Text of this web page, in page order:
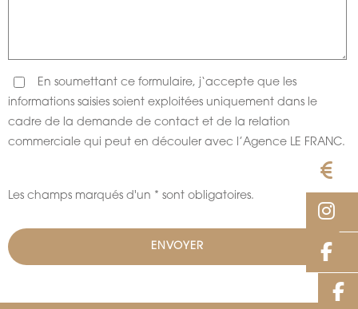
En soumettant ce formulaire, j‘accepte que les
informations saisies soient exploitées uniquement dans le
cadre de la demande de contact et de la relation
commerciale qui peut en découler avec l’Agence LE FRANC.
Les champs marqués d'un * sont obligatoires.